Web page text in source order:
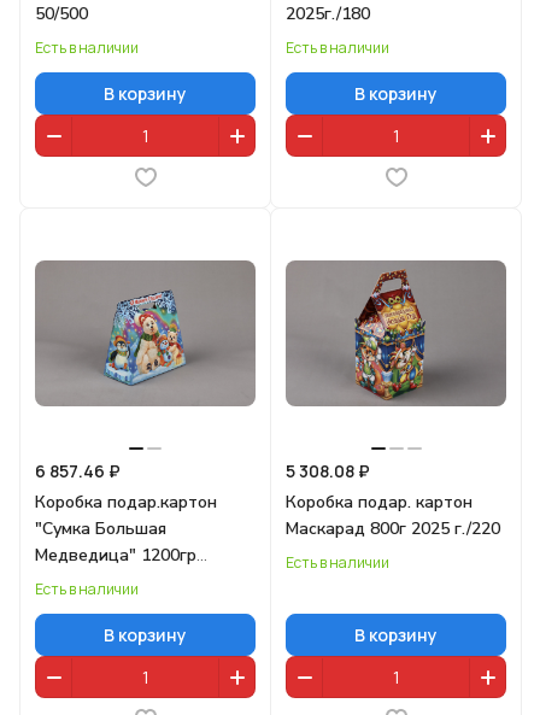
50/500
Есть в наличии
В корзину
2025г./180
Есть в наличии
В корзину
6 857.46 ₽
Коробка подар.картон
"Сумка Большая
Медведица" 1200гр
(2026г)/220
Есть в наличии
В корзину
5 308.08 ₽
Коробка подар. картон
Маскарад 800г 2025 г./220
Есть в наличии
В корзину